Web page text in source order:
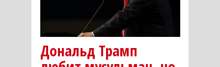
Дональд Трамп